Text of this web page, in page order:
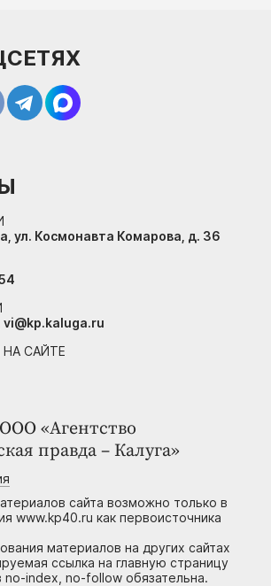
«Агентство
правда – Калуга»
сайта возможно только в
www.kp40.ru как первоисточника
материалов на других сайтах
ссылка на главную страницу
no-index, no-follow обязательна.
ул. Космонавта Комарова, д. 36
САЙТЕ